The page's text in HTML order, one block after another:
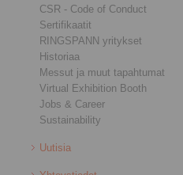
CSR - Code of Conduct
Sertifikaatit
RINGSPANN yritykset
Historiaa
Messut ja muut tapahtumat
Virtual Exhibition Booth
Jobs & Career
Sustainability
Uutisia